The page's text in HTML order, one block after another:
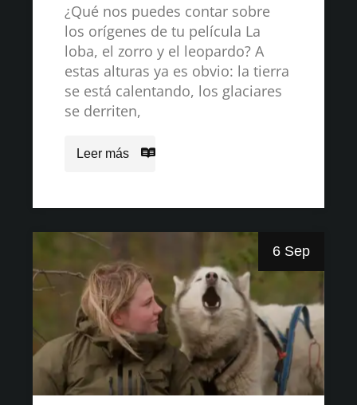
¿Qué nos puedes contar sobre
los orígenes de tu película La
loba, el zorro y el leopardo? A
estas alturas ya es obvio: la tierra
se está calentando, los glaciares
se derriten,
Leer más
6 Sep